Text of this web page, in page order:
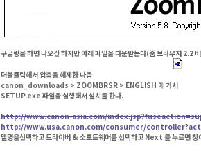
구글링을 하면 나오긴 하지만 아래 파일을 다운받는다(줌 브라우저 2.2
더블클릭해서 압축을 해제한 다음
canon_downloads > ZOOMBRSR > ENGLISH 에 가서
SETUP.exe 파일을 실행해서 설치를 한다.
http://www.canon-asia.com/
http://www.usa.canon.com/consumer/
델명을선택하고 드라이버 & 소프트웨어를 선택하고 Next 를 누르면 창